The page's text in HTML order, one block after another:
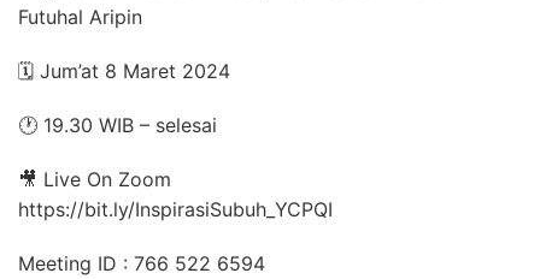
Futuhal Aripin
🗓️ Jum’at 8 Maret 2024
🕐 19.30 WIB – selesai
🎥 Live On Zoom
https://bit.ly/InspirasiSubuh_YCPQI
Meeting ID : 766 522 6594